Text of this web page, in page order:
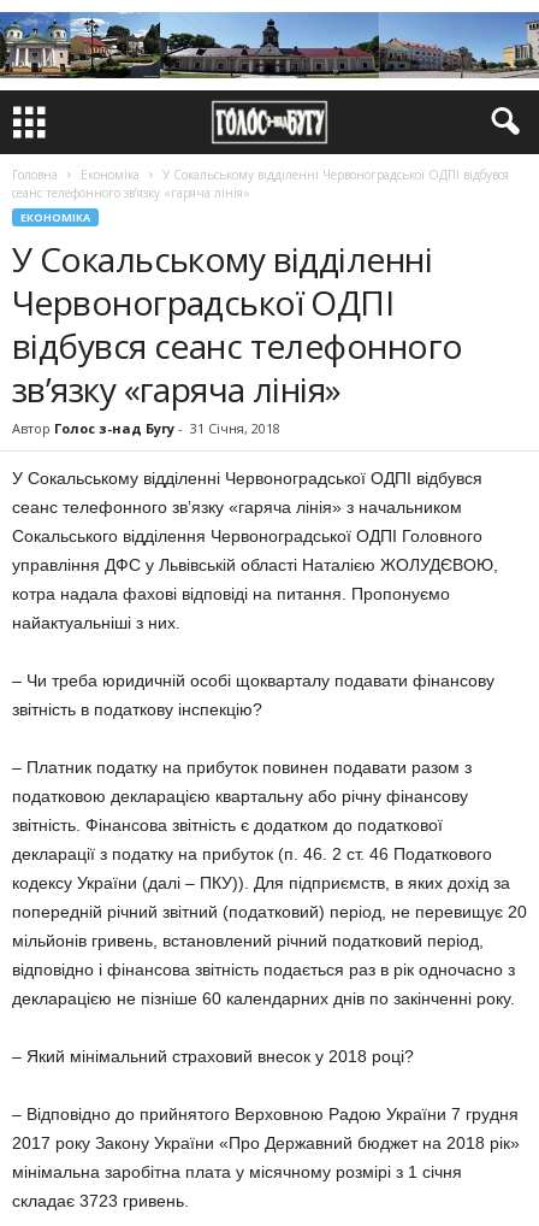
Головна Економіка
У Сокальському відділенні Червоноградської ОДПІ відбувся
сеанс телефонного зв’язку «гаряча лінія»
ЕКОНОМІКА
У Сокальському відділенні
Червоноградської ОДПІ
відбувся сеанс телефонного
зв’язку «гаряча лінія»
Автор Голос з-над Бугу - 31 Січня, 2018
У Сокальському відділенні Червоноградської ОДПІ відбувся
сеанс телефонного зв’язку «гаряча лінія» з начальником
Сокальського відділення Червоноградської ОДПІ Головного
управління ДФС у Львівській області Наталією ЖОЛУДЄВОЮ,
котра надала фахові відповіді на питання. Пропонуємо
найактуальніші з них.
– Чи треба юридичній особі щокварталу подавати фінансову
звітність в податкову інспекцію?
– Платник податку на прибуток повинен подавати разом з
податковою декларацією квартальну або річну фінансову
звітність. Фінансова звітність є додатком до податкової
декларації з податку на прибуток (п. 46. 2 ст. 46 Податкового
кодексу України (далі – ПКУ)). Для підприємств, в яких дохід за
попередній річний звітний (податковий) період, не перевищує 20
мільйонів гривень, встановлений річний податковий період,
відповідно і фінансова звітність подається раз в рік одночасно з
декларацією не пізніше 60 календарних днів по закінченні року.
– Який мінімальний страховий внесок у 2018 році?
– Відповідно до прийнятого Верховною Радою України 7 грудня
2017 року Закону України «Про Державний бюджет на 2018 рік»
мінімальна заробітна плата у місячному розмірі з 1 січня
складає 3723 гривень.